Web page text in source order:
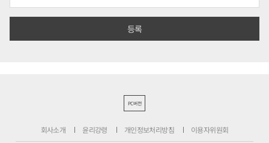
PC버전
회사소개 윤리강령 개인정보처리방침 이용자위원회